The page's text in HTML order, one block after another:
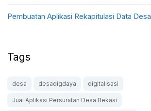
Pembuatan Aplikasi Rekapitulasi Data Desa
Tags
desa desadigdaya digitalisasi
Jual Aplikasi Persuratan Desa Bekasi